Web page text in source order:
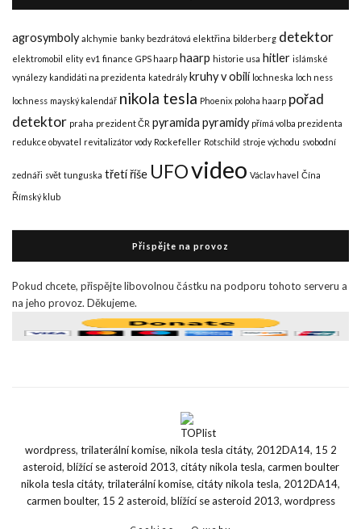
agrosymboly alchymie banky bezdrátová elektřina bilderberg detektor
elektromobil elity ev1 finance GPS haarp haarp historie usa hitler islámské
vynálezy kandidáti na prezidenta katedrály kruhy v obilí lochneska loch ness
lochness mayský kalendář nikola tesla Phoenix poloha haarp pořad
detektor praha prezident ČR pyramida pyramidy přímá volba prezidenta
redukce obyvatel revitalizátor vody Rockefeller Rotschild stroje východu svobodní
zednáři svět tunguska třetí říše UFOvideo Václav havel Čína
Římský klub
Přispějte na provoz
Pokud chcete, přispějte libovolnou částku na podporu tohoto serveru a
na jeho provoz. Děkujeme.
wordpress, trilaterální komise, nikola tesla citáty, 2012DA14, 15 2
asteroid, blížící se asteroid 2013, citáty nikola tesla, carmen boulter
nikola tesla citáty, trilaterální komise, citáty nikola tesla, 2012DA14,
carmen boulter, 15 2 asteroid, blížící se asteroid 2013, wordpress